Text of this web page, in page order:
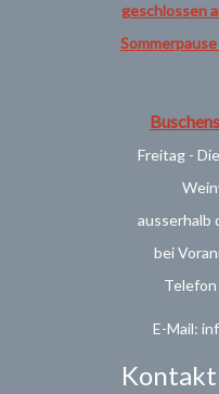
geschlossen
Freitag -
ausserhalb
bei
E-Mail: